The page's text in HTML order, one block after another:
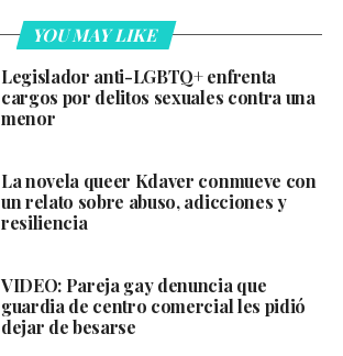
YOU MAY LIKE
Legislador anti-LGBTQ+ enfrenta
cargos por delitos sexuales contra una
menor
La novela queer Kdaver conmueve con
un relato sobre abuso, adicciones y
resiliencia
VIDEO: Pareja gay denuncia que
guardia de centro comercial les pidió
dejar de besarse